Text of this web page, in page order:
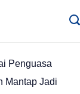
Penguasa
Mantap Jadi